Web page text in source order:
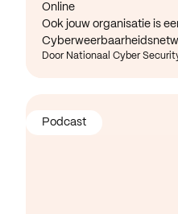
Online
Ook jouw organisatie is
Door Nationaal Cyber
Podcast